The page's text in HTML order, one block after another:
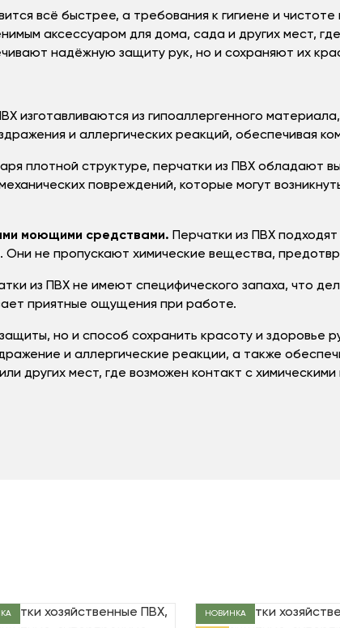
всё быстрее, а требования к гигиене и
аксессуаром для дома, сада и других мест,
надёжную защиту рук, но и сохраняют их
изготавливаются из гипоаллергенного
и аллергических реакций, обеспечивая
плотной структуре, перчатки из ПВХ обладают
повреждений, которые могут
моющими средствами. Перчатки из ПВХ
не пропускают химические вещества,
из ПВХ не имеют специфического запаха, что
приятные ощущения при работе.
но и способ сохранить красоту и
и аллергические реакции, а также
других мест, где возможен контакт с
НОВИНКА